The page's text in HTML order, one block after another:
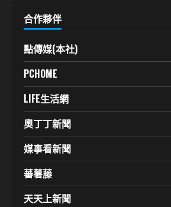
合作夥伴
點傳媒(本社)
PCHOME
LIFE生活網
奧丁丁新聞
媒事看新聞
蕃薯藤
天天上新聞